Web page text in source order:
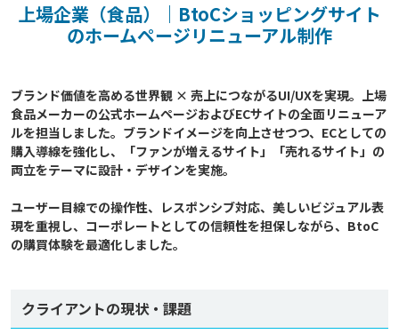
上場企業（食品）｜BtoCショッピングサイト
のホームページリニューアル制作
ブランド価値を高める世界観 × 売上につながるUI/UXを実現。上場
食品メーカーの公式ホームページおよびECサイトの全面リニューア
ルを担当しました。ブランドイメージを向上させつつ、ECとしての
購入導線を強化し、「ファンが増えるサイト」「売れるサイト」の
両立をテーマに設計・デザインを実施。
ユーザー目線での操作性、レスポンシブ対応、美しいビジュアル表
現を重視し、コーポレートとしての信頼性を担保しながら、BtoC
クライアントの現状・課題